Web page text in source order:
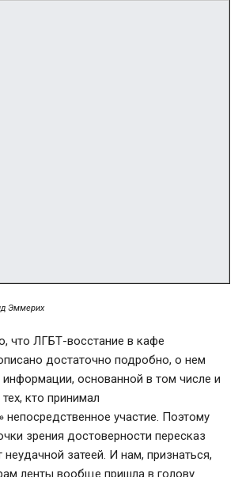
Эммерих
что ЛГБТ-восстание в кафе
достаточно подробно, о нем
основанной в том числе и
кто принимал
непосредственное участие. Поэтому
зрения достоверности пересказ
затеей. И нам, признаться,
ленты вообще пришла в голову